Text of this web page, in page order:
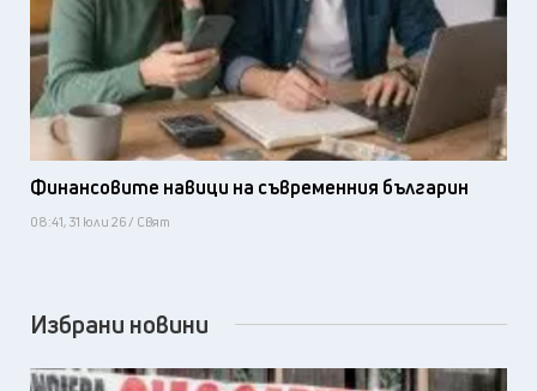
Финансовите навици на съвременния българин
08:41, 31 юли 26 / Свят
Избрани новини